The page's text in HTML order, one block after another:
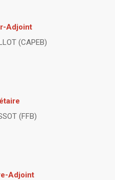
Adjoint
(CAPEB)
(FFB)
Adjoint